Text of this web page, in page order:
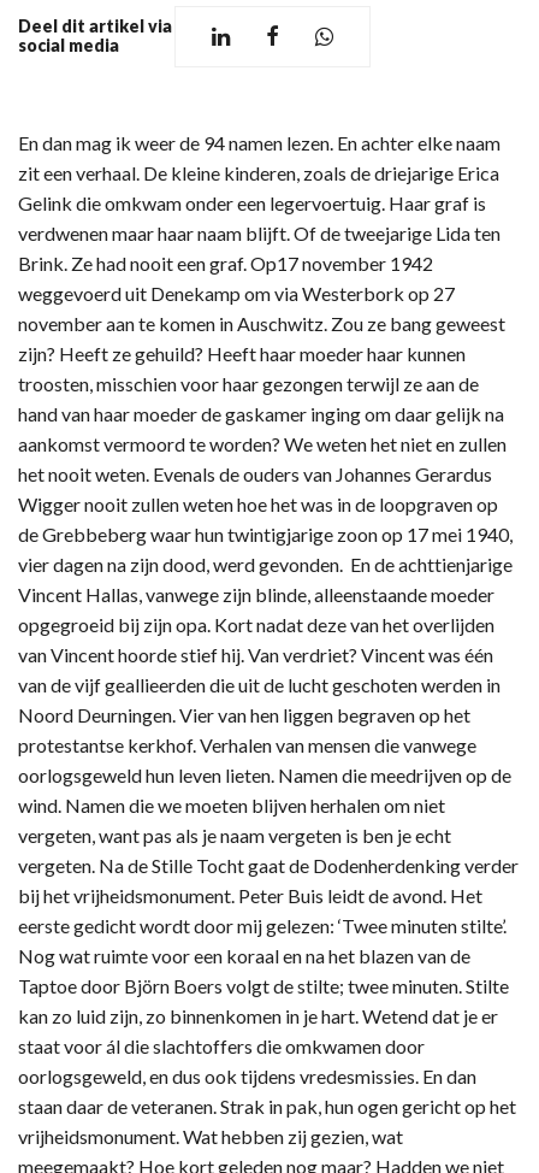
Deel dit artikel via
social media
En dan mag ik weer de 94 namen lezen. En achter elke naam
zit een verhaal. De kleine kinderen, zoals de driejarige Erica
Gelink die omkwam onder een legervoertuig. Haar graf is
verdwenen maar haar naam blijft. Of de tweejarige Lida ten
Brink. Ze had nooit een graf. Op17 november 1942
weggevoerd uit Denekamp om via Westerbork op 27
november aan te komen in Auschwitz. Zou ze bang geweest
zijn? Heeft ze gehuild? Heeft haar moeder haar kunnen
troosten, misschien voor haar gezongen terwijl ze aan de
hand van haar moeder de gaskamer inging om daar gelijk na
aankomst vermoord te worden? We weten het niet en zullen
het nooit weten. Evenals de ouders van Johannes Gerardus
Wigger nooit zullen weten hoe het was in de loopgraven op
de Grebbeberg waar hun twintigjarige zoon op 17 mei 1940,
vier dagen na zijn dood, werd gevonden. En de achttienjarige
Vincent Hallas, vanwege zijn blinde, alleenstaande moeder
opgegroeid bij zijn opa. Kort nadat deze van het overlijden
van Vincent hoorde stief hij. Van verdriet? Vincent was één
van de vijf geallieerden die uit de lucht geschoten werden in
Noord Deurningen. Vier van hen liggen begraven op het
protestantse kerkhof. Verhalen van mensen die vanwege
oorlogsgeweld hun leven lieten. Namen die meedrijven op de
wind. Namen die we moeten blijven herhalen om niet
vergeten, want pas als je naam vergeten is ben je echt
vergeten. Na de Stille Tocht gaat de Dodenherdenking verder
bij het vrijheidsmonument. Peter Buis leidt de avond. Het
eerste gedicht wordt door mij gelezen: ‘Twee minuten stilte’.
Nog wat ruimte voor een koraal en na het blazen van de
Taptoe door Björn Boers volgt de stilte; twee minuten. Stilte
kan zo luid zijn, zo binnenkomen in je hart. Wetend dat je er
staat voor ál die slachtoffers die omkwamen door
oorlogsgeweld, en dus ook tijdens vredesmissies. En dan
staan daar de veteranen. Strak in pak, hun ogen gericht op het
vrijheidsmonument. Wat hebben zij gezien, wat
meegemaakt? Hoe kort geleden nog maar? Hadden we niet